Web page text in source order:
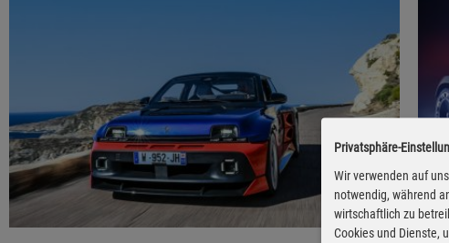
Privatsphäre-
Wir verwenden auf
notwendig, während
wirtschaftlich zu
Cookies und Dienste,